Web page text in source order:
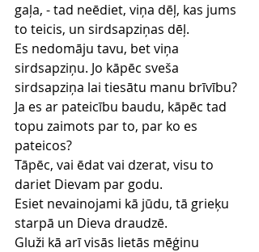
gaļa, - tad neēdiet, viņa dēļ, kas jums
to teicis, un sirdsapziņas dēļ.
Es nedomāju tavu, bet viņa
sirdsapziņu. Jo kāpēc sveša
sirdsapziņa lai tiesātu manu brīvību?
Ja es ar pateicību baudu, kāpēc tad
topu zaimots par to, par ko es
pateicos?
Tāpēc, vai ēdat vai dzerat, visu to
dariet Dievam par godu.
Esiet nevainojami kā jūdu, tā grieķu
starpā un Dieva draudzē.
Gluži kā arī visās lietās mēģinu